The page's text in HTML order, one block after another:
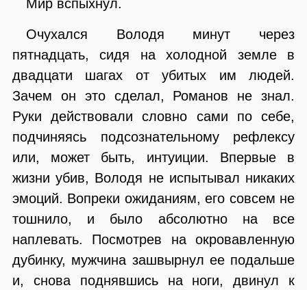
Мир вспыхнул.
Очухался Володя минут через
пятнадцать, сидя на холодной земле в
двадцати шагах от убитых им людей.
Зачем он это сделал, Романов не знал.
Руки действовали словно сами по себе,
подчиняясь подсознательному рефлексу
или, может быть, интуиции. Впервые в
жизни убив, Володя не испытывал никаких
эмоций. Вопреки ожиданиям, его совсем не
тошнило, и было абсолютно на все
наплевать. Посмотрев на окровавленную
дубинку, мужчина зашвырнул ее подальше
и, снова поднявшись на ноги, двинул к